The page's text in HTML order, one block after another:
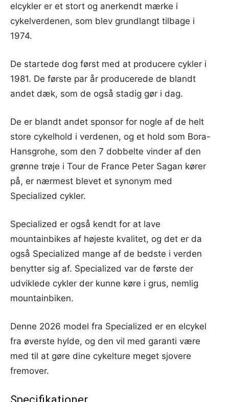
elcykler er et stort og anerkendt mærke i
cykelverdenen, som blev grundlangt tilbage i
1974.
De startede dog først med at producere cykler i
1981. De første par år producerede de blandt
andet dæk, som de også stadig gør i dag.
De er blandt andet sponsor for nogle af de helt
store cykelhold i verdenen, og et hold som Bora-
Hansgrohe, som den 7 dobbelte vinder af den
grønne trøje i Tour de France Peter Sagan kører
på, er nærmest blevet et synonym med
Specialized cykler.
Specialized er også kendt for at lave
mountainbikes af højeste kvalitet, og det er da
også Specialized mange af de bedste i verden
benytter sig af. Specialized var de første der
udviklede cykler der kunne køre i grus, nemlig
mountainbiken.
Denne 2026 model fra Specialized er en elcykel
fra øverste hylde, og den vil med garanti være
med til at gøre dine cykelture meget sjovere
fremover.